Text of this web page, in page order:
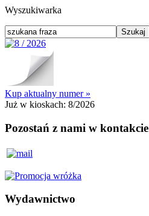
Wyszukiwarka
Kup aktualny numer »
Już w kioskach: 8/2026
Pozostań z nami w kontakcie
Wydawnictwo